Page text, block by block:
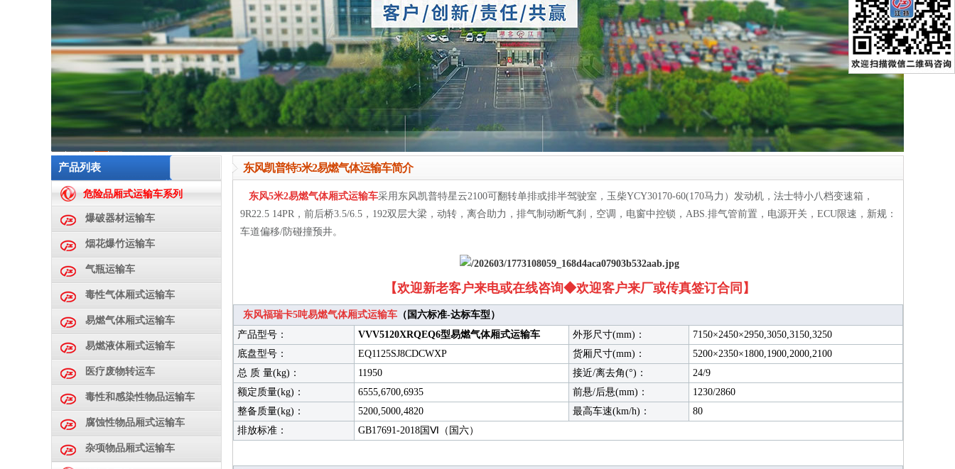
1 2 3 4 5
产品列表
危险品厢式运输车系列
爆破器材运输车
烟花爆竹运输车
气瓶运输车
毒性气体厢式运输车
易燃气体厢式运输车
易燃液体厢式运输车
医疗废物转运车
毒性和感染性物品运输车
腐蚀性物品厢式运输车
杂项物品厢式运输车
东风凯普特5米2易燃气体运输车简介
东风5米2易燃气体厢式运输车采用 东风凯普特星云2100可翻转单排或排半驾驶室，玉柴YCY30170-60(170马力）发动机，法士特小八档变速箱，
9R22.5 14PR，前后桥3.5/6.5，192双层大梁，动转，离合助力，排气制动断气刹，空调，电窗中控锁，ABS.排气管前置，电源开关，ECU限速，新规：
车道偏移/防碰撞预井。
【欢迎新老客户来电或在线咨询◆欢迎客户来厂或传真签订合同】
东风福瑞卡5吨易燃气体厢式运输车 （国六标准-达标车型 ）
产品型号：
VVV5120XRQEQ6型易燃气体厢式运输车 外形尺寸(mm)： 7150×2450×2950,3050,3150,3250
底盘型号：
EQ1125SJ8CDCWXP 货厢尺寸(mm)： 5200×2350×1800,1900,2000,2100
总 质 量(kg)：
11950 接近/离去角(°)：
24/9
额定质量(kg)：
6555,6700,6935 前悬/后悬(mm)：
1230/2860
整备质量(kg)：
5200,5000,4820 最高车速(km/h)：
80
排放标准：
GB17691-2018国Ⅵ（国六）